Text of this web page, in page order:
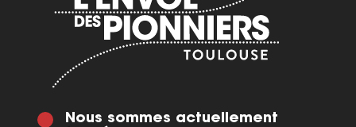
Nous sommes actuellement